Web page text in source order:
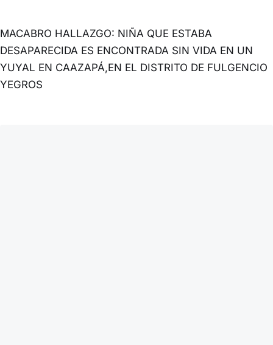
MACABRO HALLAZGO: NIÑA QUE ESTABA
DESAPARECIDA ES ENCONTRADA SIN VIDA EN UN
YUYAL EN CAAZAPÁ,EN EL DISTRITO DE FULGENCIO
YEGROS